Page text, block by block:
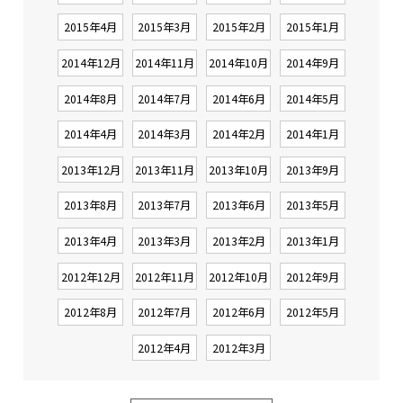
2015年4月 2015年3月 2015年2月 2015年1月
2014年12月 2014年11月 2014年10月 2014年9月
2014年8月 2014年7月 2014年6月 2014年5月
2014年4月 2014年3月 2014年2月 2014年1月
2013年12月 2013年11月 2013年10月 2013年9月
2013年8月 2013年7月 2013年6月 2013年5月
2013年4月 2013年3月 2013年2月 2013年1月
2012年12月 2012年11月 2012年10月 2012年9月
2012年8月 2012年7月 2012年6月 2012年5月
2012年4月 2012年3月